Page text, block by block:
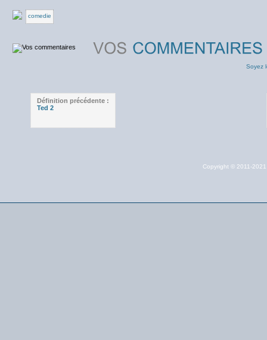
comedie
Soyez
Définition précédente :
Ted 2
Copyright © 2011-